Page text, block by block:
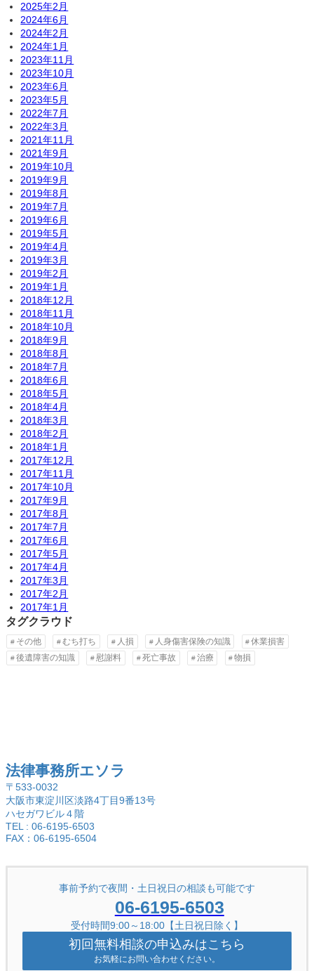
2025年2月
2024年6月
2024年2月
2024年1月
2023年11月
2023年10月
2023年6月
2023年5月
2022年7月
2022年3月
2021年11月
2021年9月
2019年10月
2019年9月
2019年8月
2019年7月
2019年6月
2019年5月
2019年4月
2019年3月
2019年2月
2019年1月
2018年12月
2018年11月
2018年10月
2018年9月
2018年8月
2018年7月
2018年6月
2018年5月
2018年4月
2018年3月
2018年2月
2018年1月
2017年12月
2017年11月
2017年10月
2017年9月
2017年8月
2017年7月
2017年6月
2017年5月
2017年4月
2017年3月
2017年2月
2017年1月
タグクラウド
その他 むち打ち 人損 人身傷害保険の知識
休業損害
後遺障害の知識
慰謝料 死亡事故 治療 物損
法律事務所エソラ
〒533-0032
大阪市東淀川区淡路4丁目9番13号
ハセガワビル４階
TEL : 06-6195-6503
FAX：06-6195-6504
事前予約で夜間・土日祝日の相談も可能です
06-6195-6503
受付時間9:00～18:00【土日祝日除く】
初回無料相談の申込みはこちら
お気軽にお問い合わせください。